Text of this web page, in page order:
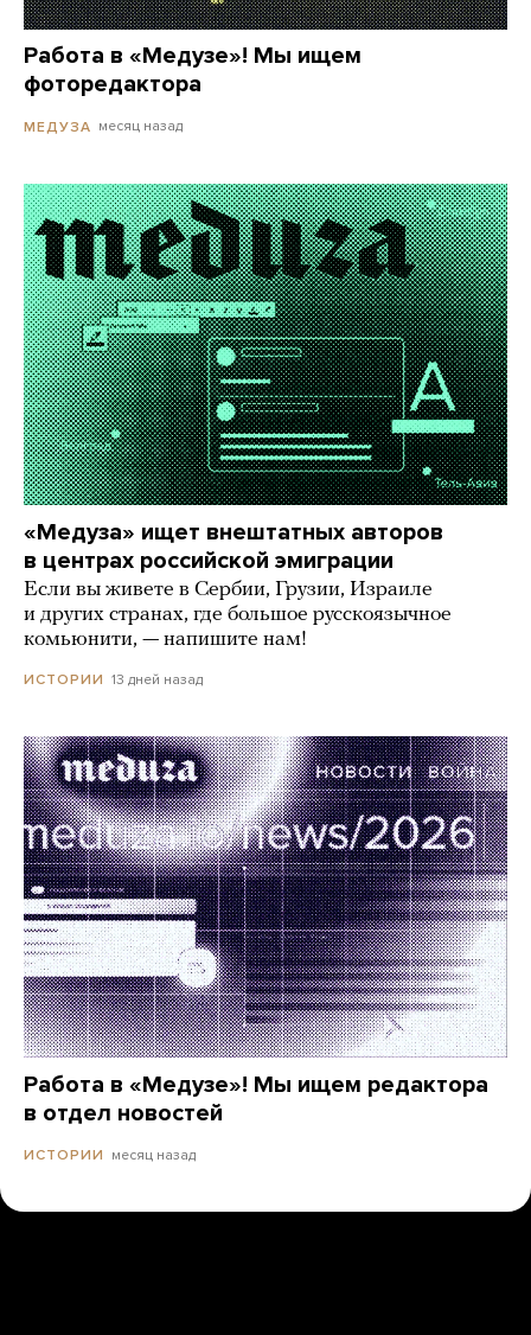
Работа в «Медузе»! Мы ищем
фоторедактора
МЕДУЗА месяц назад
«Медуза» ищет внештатных авторов
в центрах российской эмиграции
Если вы живете в Сербии, Грузии, Израиле
и других странах, где большое русскоязычное
комьюнити, — напишите нам!
ИСТОРИИ 13 дней назад
Работа в «Медузе»! Мы ищем редактора
в отдел новостей
ИСТОРИИ месяц назад